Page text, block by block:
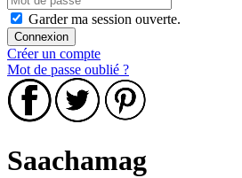
Garder ma session ouverte.
Créer un compte
Mot de passe oublié ?
Saachamag